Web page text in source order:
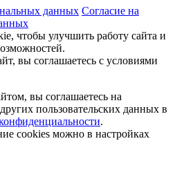
данных Согласие на
чтобы улучшить работу сайта и
вы соглашаетесь с условиями
вы соглашаетесь на
пользовательских данных в
.
cookies можно в настройках